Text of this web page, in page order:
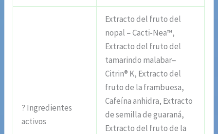
? Ingredientes
activos
Extracto del fruto del
nopal – Cacti-Nea™,
Extracto del fruto del
tamarindo malabar–
Citrin® K, Extracto del
fruto de la frambuesa,
Cafeína anhidra, Extracto
de semilla de guaraná,
Extracto del fruto de la